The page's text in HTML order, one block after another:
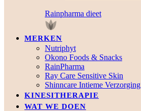
Rainpharma dieet
MERKEN
Nutriphyt
Okono Foods & Snacks
RainPharma
Ray Care Sensitive Skin
Shinncare Intieme Verzorging
KINESITHERAPIE
WAT WE DOEN